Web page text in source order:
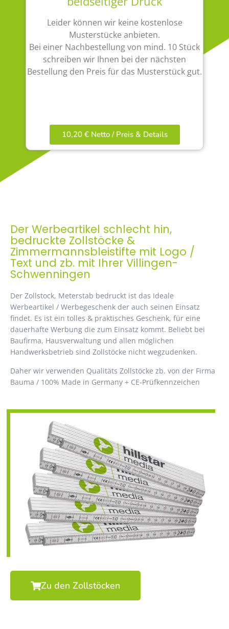
Leider können wir keine kostenlose
Musterstücke anbieten.
Bei einer Nachbestellung von mind. 10 Stück
schreiben wir Ihnen bei der nächsten
Bestellung den Preis für das Musterstück gut.
10,20 € Netto / Preis & Details
Der Werbeartikel schlecht hin,
bedruckte Zollstöcke &
Zimmermannsbleistifte mit Logo /
Text und zb. mit Ihrer Villingen-
Schwenningen
Der Zollstock, Meterstab bedruckt ist das Ideale
Werbeartikel / Werbegeschenk der auch seinen Einsatz
findet. Es ist ein tolles & praktisches Geschenk, für eine
dauerhafte Werbung die zum Einsatz kommt. Beliebt bei
Baufirma, Hausverwaltung und allen möglichen
Handwerksbetrieb sind Zollstöcke nicht wegzudenken.
Daher wir verwenden Qualitäts Zollstöcke zb. von der Firma
Bauma / 100% Made in Germany + CE-Prüfkennzeichen
Zu den Zollstöcken